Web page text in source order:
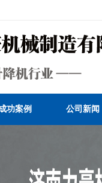
功案例 公司新闻